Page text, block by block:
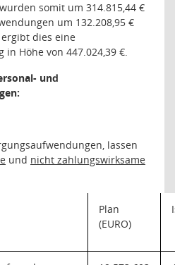
somit um 314.815,44 €
um 132.208,95 €
dies eine
in Höhe von 447.024,39 €.
und
lassen
und nicht zahlungswirksame
Plan
(EURO)